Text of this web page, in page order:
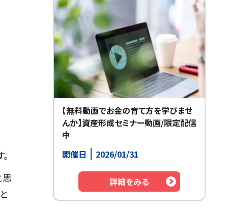
思
【無料動画でお金の育て方を学びませ
んか】資産形成セミナー動画/限定配信
中
開催日
2026/01/31
詳細をみる